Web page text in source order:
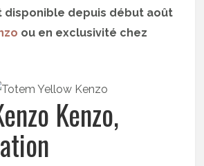
depuis début août
ou en exclusivité chez
Kenzo,